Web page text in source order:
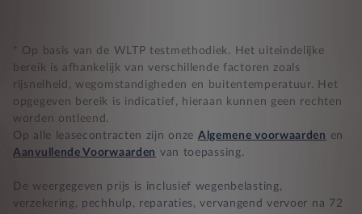
Nooit te hoge financiële lasten
BB 14 dagen bedenktijd
Zekerheid bij klachten
* Op basis van de WLTP testmethodiek. Het uiteindelijke
bereik is afhankelijk van verschillende factoren zoals
rijsnelheid, wegomstandigheden en buitentemperatuur. Het
opgegeven bereik is indicatief, hieraan kunnen geen rechten
worden ontleend.
Op alle leasecontracten zijn onze Algemene voorwaarden en
Aanvullende Voorwaarden van toepassing.
De weergegeven prijs is inclusief wegenbelasting,
verzekering, pechhulp, reparaties, vervangend vervoer na 72